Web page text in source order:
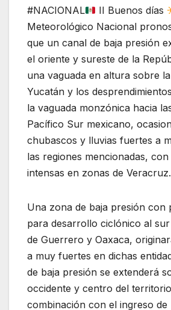
#NACIONAL II Buenos días
Meteorológico Nacional
que un canal de baja presión
el oriente y sureste de la
una vaguada en altura sobre
Yucatán y los
la vaguada monzónica hacia
Pacífico Sur mexicano,
chubascos y lluvias fuertes a
las regiones mencionadas,
intensas en zonas de Veracruz.
Una zona de baja presión con
para desarrollo ciclónico al
de Guerrero y Oaxaca,
a muy fuertes en dichas
de baja presión se extenderá
occidente y centro del
combinación con el ingreso de